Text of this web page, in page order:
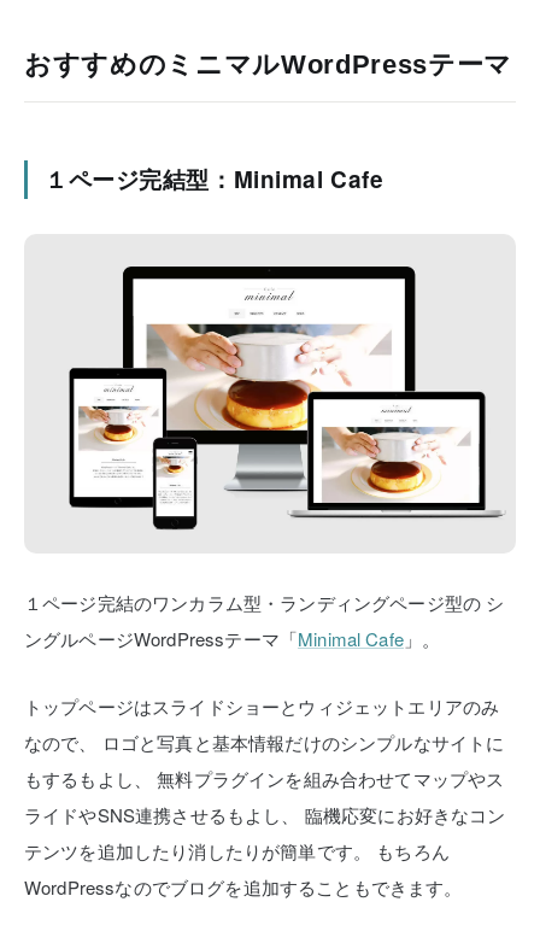
おすすめのミニマルWordPressテーマ
１ページ完結型：Minimal Cafe
１ページ完結のワンカラム型・ランディングページ型の シ
ングルページWordPressテーマ「Minimal Cafe」。
トップページはスライドショーとウィジェットエリアのみ
なので、
ロゴと写真と基本情報だけのシンプルなサイトに
もするもよし、
無料プラグインを組み合わせてマップやス
ライドやSNS連携させるもよし、
臨機応変にお好きなコン
テンツを追加したり消したりが簡単です。
もちろん
WordPressなのでブログを追加することもできます。